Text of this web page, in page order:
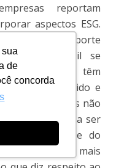
de
concorda
reportam
aspectos ESG.
exigência de reporte
ESG, o Brasil se
reguladores têm
Reino Unido e
de informações não
e passou a ser
Paula. Da parte do
uma atuação mais